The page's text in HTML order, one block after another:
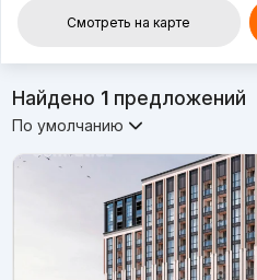
Смотреть на карте
Найдено 1предложений
По умолчанию